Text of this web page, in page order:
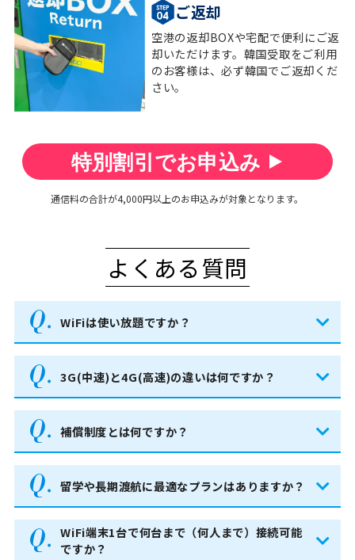
ご返却
空港の返却BOXや宅配で便利にご返
却いただけます。韓国受取をご利用
のお客様は、必ず韓国でご返却くだ
さい。
特別割引でお申込み
通信料の合計が4,000円以上のお申込みが対象となります。
よくある質問
WiFiは使い放題ですか？
3G(中速)と4G(高速)の違いは何ですか？
補償制度とは何ですか？
留学や長期渡航に最適なプランはありますか？
WiFi端末1台で何台まで（何人まで）接続可能
ですか？